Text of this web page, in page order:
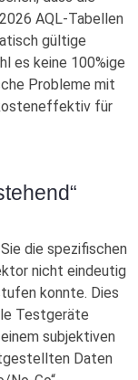
AQL-Tabellen
gültige
es keine 100%ige
Probleme mit
für
die spezifischen
nicht eindeutig
konnte. Dies
Testgeräte
subjektiven
Daten